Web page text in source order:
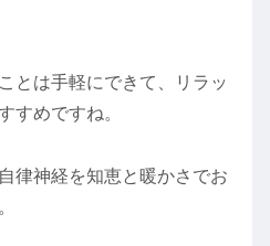
とは手軽にできて、リラッ
すめですね。
律神経を知恵と暖かさでお